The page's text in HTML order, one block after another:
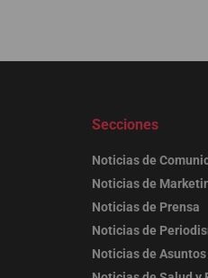
Secciones
Noticias de
Noticias de
Noticias de Prensa
Noticias de
Noticias de